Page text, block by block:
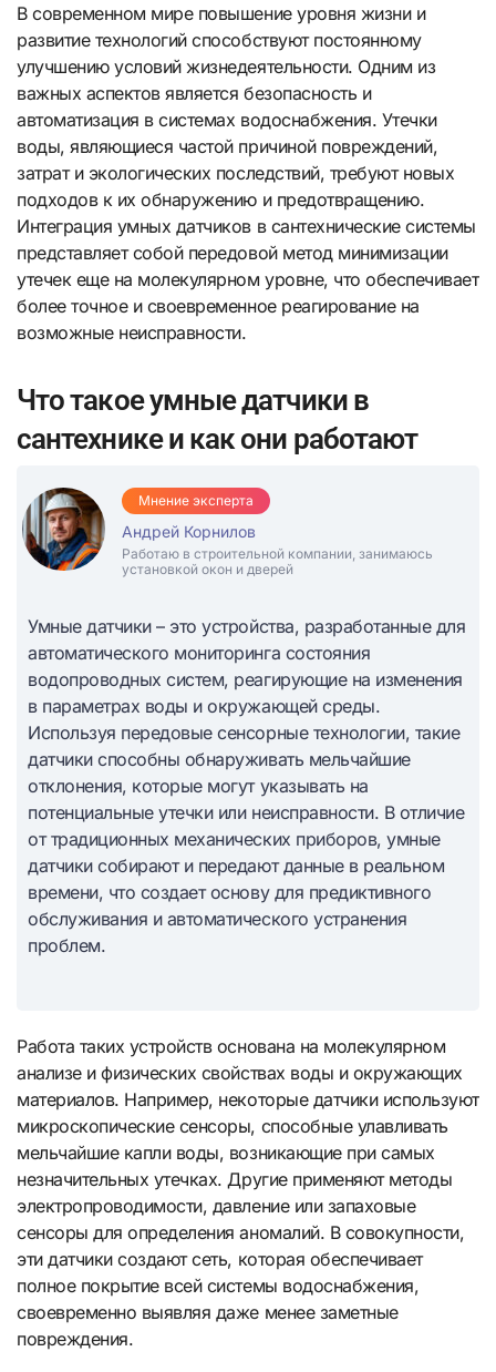
В современном мире повышение уровня жизни и
развитие технологий способствуют постоянному
улучшению условий жизнедеятельности. Одним из
важных аспектов является безопасность и
автоматизация в системах водоснабжения. Утечки
воды, являющиеся частой причиной повреждений,
затрат и экологических последствий, требуют новых
подходов к их обнаружению и предотвращению.
Интеграция умных датчиков в сантехнические системы
представляет собой передовой метод минимизации
утечек еще на молекулярном уровне, что обеспечивает
более точное и своевременное реагирование на
возможные неисправности.
Что такое умные датчики в
сантехнике и как они работают
Мнение эксперта
Андрей Корнилов
Работаю в строительной компании, занимаюсь
установкой окон и дверей
Умные датчики – это устройства, разработанные для
автоматического мониторинга состояния
водопроводных систем, реагирующие на изменения
в параметрах воды и окружающей среды.
Используя передовые сенсорные технологии, такие
датчики способны обнаруживать мельчайшие
отклонения, которые могут указывать на
потенциальные утечки или неисправности. В отличие
от традиционных механических приборов, умные
датчики собирают и передают данные в реальном
времени, что создает основу для предиктивного
обслуживания и автоматического устранения
проблем.
Работа таких устройств основана на молекулярном
анализе и физических свойствах воды и окружающих
материалов. Например, некоторые датчики используют
микроскопические сенсоры, способные улавливать
мельчайшие капли воды, возникающие при самых
незначительных утечках. Другие применяют методы
электропроводимости, давление или запаховые
сенсоры для определения аномалий. В совокупности,
эти датчики создают сеть, которая обеспечивает
полное покрытие всей системы водоснабжения,
своевременно выявляя даже менее заметные
повреждения.